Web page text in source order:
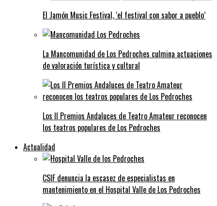
El Jamón Music Festival, ‘el festival con sabor a pueblo’
La Mancomunidad de Los Pedroches culmina actuaciones
de valoración turística y cultural
Los II Premios Andaluces de Teatro Amateur reconocen
los teatros populares de Los Pedroches
Actualidad
CSIF denuncia la escasez de especialistas en
mantenimiento en el Hospital Valle de Los Pedroches